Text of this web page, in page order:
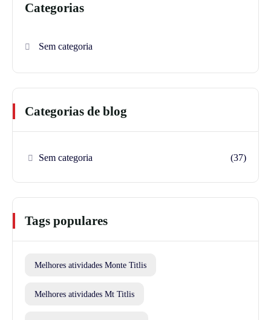
Categorias
Sem categoria
Categorias de blog
Sem categoria (37)
Tags populares
Melhores atividades Monte Titlis
Melhores atividades Mt Titlis